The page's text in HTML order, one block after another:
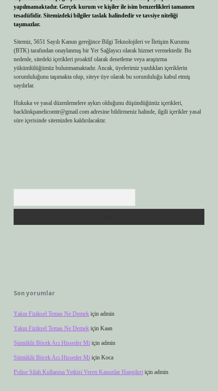
yapılmamaktadır. Gerçek kurum ve kişiler ile isim benzerlikleri tamamen
tesadüfidir. Sitemizdeki bilgiler taslak halindedir ve tavsiye niteliği
taşımazlar.
Sitemiz, 5651 Sayılı Kanun gereğince Bilgi Teknolojileri ve İletişim Kurumu
(BTK) tarafından onaylanmış bir Yer Sağlayıcı olarak hizmet vermektedir. Bu
nedenle, sitedeki içerikleri proaktif olarak denetleme veya araştırma
yükümlülüğümüz bulunmamaktadır. Ancak, üyelerimiz yazdıkları içeriklerin
sorumluluğunu taşımakta olup, siteye üye olarak bu sorumluluğu kabul etmiş
sayılırlar.
Hukuka ve yasal düzenlemelere aykırı olduğunu düşündüğünüz içerikleri,
backlinkpanelicomtr@gmail.com adresine bildirmeniz halinde, ilgili içerikler yasal
süre içerisinde sitemizden kaldırılacaktır.
Son yorumlar
Yakın Fiziksel Temas Ne Demek için admin
Yakın Fiziksel Temas Ne Demek için Kaan
Sümüklü Böcek Acı Hisseder Mi için admin
Sümüklü Böcek Acı Hisseder Mi için Koca
Polise Silah Kullanma Yetkisi Veren Kanunlar Hangileri için admin